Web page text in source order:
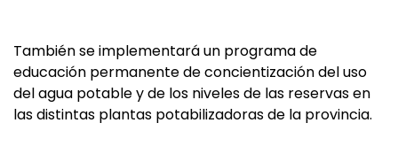
También se implementará un programa de
educación permanente de concientización del uso
del agua potable y de los niveles de las reservas en
las distintas plantas potabilizadoras de la provincia.